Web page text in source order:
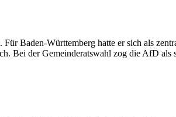
Baden-Württemberg hatte er sich als
Bei der Gemeinderatswahl zog die AfD als